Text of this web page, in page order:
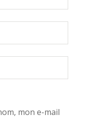
mon e-mail